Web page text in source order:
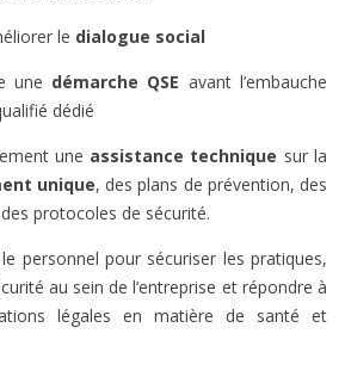
le dialogue social
une démarche QSE avant l’embauche
dédié
une assistance technique sur la
unique, des plans de prévention, des
protocoles de sécurité.
personnel pour sécuriser les pratiques,
au sein de l’entreprise et répondre à
légales en matière de santé et